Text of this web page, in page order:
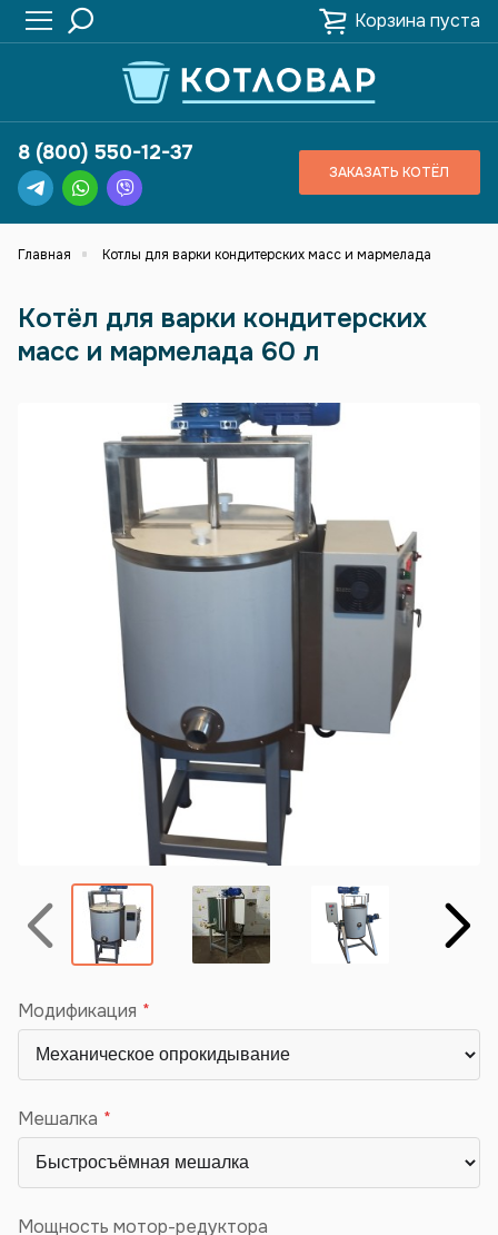
Корзина пуста
8 (800) 550-12-37
ЗАКАЗАТЬ КОТЁЛ
Главная Котлы для варки кондитерских масс и мармелада
Котёл для варки кондитерских
масс и мармелада 60 л
Назад Вперёд
Модификация
Мешалка
Мощность мотор-редуктора